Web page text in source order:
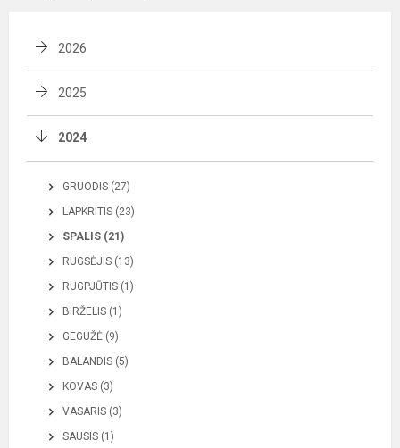
2026
2025
2024
GRUODIS (27)
LAPKRITIS (23)
SPALIS (21)
RUGSĖJIS (13)
RUGPJŪTIS (1)
BIRŽELIS (1)
GEGUŽĖ (9)
BALANDIS (5)
KOVAS (3)
VASARIS (3)
SAUSIS (1)